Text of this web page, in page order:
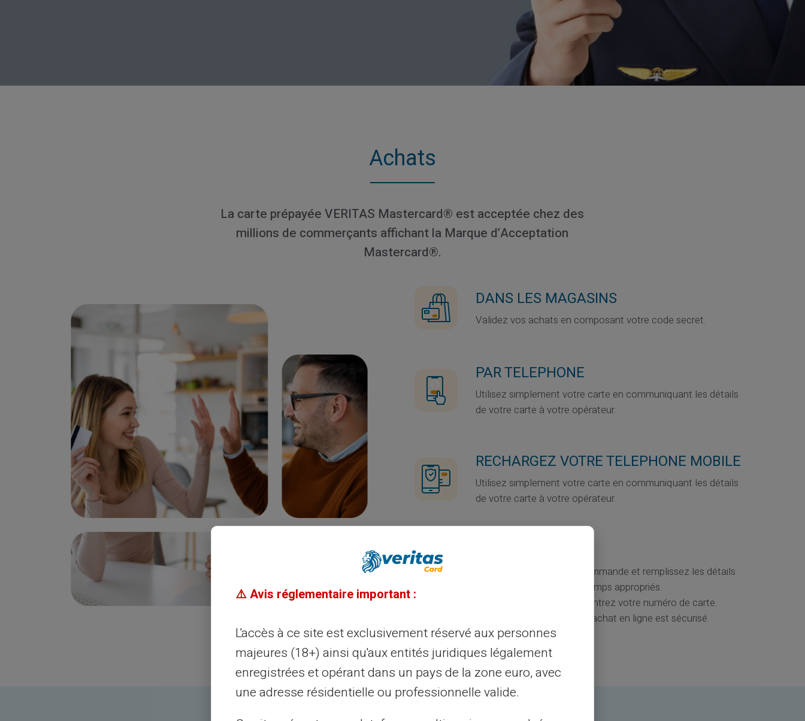
Achats
La carte prépayée VERITAS Mastercard® est acceptée chez des
millions de commerçants affichant la Marque d’Acceptation
Mastercard®.
DANS LES MAGASINS
Validez vos achats en composant votre code secret.
PAR TELEPHONE
Utilisez simplement votre carte en communiquant les détails
de votre carte à votre opérateur.
RECHARGEZ VOTRE TELEPHONE MOBILE
Utilisez simplement votre carte en communiquant les détails
de votre carte à votre opérateur.
Utilisez le formulaire de commande et remplissez les détails
de votre carte dans les champs appropriés.
Au moment du paiement, entrez votre numéro de carte.
Assurez-vous que le site d’achat en ligne est sécurisé.
⚠️ Avis réglementaire important :
L'accès à ce site est exclusivement réservé aux personnes
majeures (18+) ainsi qu'aux entités juridiques légalement
enregistrées et opérant dans un pays de la zone euro, avec
une adresse résidentielle ou professionnelle valide.